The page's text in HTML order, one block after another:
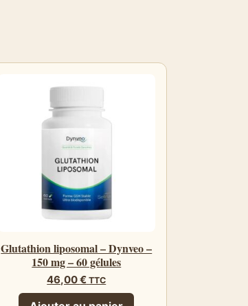
Glutathion liposomal – Dynveo –
150 mg – 60 gélules
46,00€ TTC